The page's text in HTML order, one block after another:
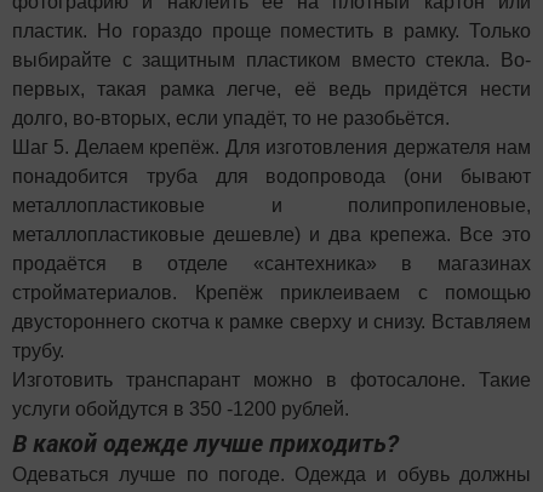
пластик. Но гораздо проще поместить в рамку. Только
выбирайте с защитным пластиком вместо стекла. Во-
первых, такая рамка легче, её ведь придётся нести
долго, во-вторых, если упадёт, то не разобьётся.
Шаг 5. Делаем крепёж. Для изготовления держателя нам
понадобится труба для водопровода (они бывают
металлопластиковые и полипропиленовые,
металлопластиковые дешевле) и два крепежа. Все это
продаётся в отделе «сантехника» в магазинах
стройматериалов. Крепёж приклеиваем с помощью
двустороннего скотча к рамке сверху и снизу. Вставляем
трубу.
Изготовить транспарант можно в фотосалоне. Такие
услуги обойдутся в 350 -1200 рублей.
В какой одежде лучше приходить?
Одеваться лучше по погоде. Одежда и обувь должны